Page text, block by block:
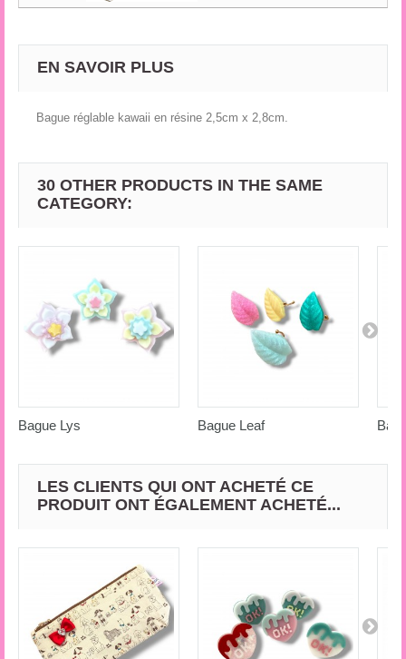
EN SAVOIR PLUS
Bague réglable kawaii en résine 2,5cm x 2,8cm.
30 OTHER PRODUCTS IN THE SAME
CATEGORY:
Bague Lys Bague Leaf
LES CLIENTS QUI ONT ACHETÉ CE
PRODUIT ONT ÉGALEMENT ACHETÉ...